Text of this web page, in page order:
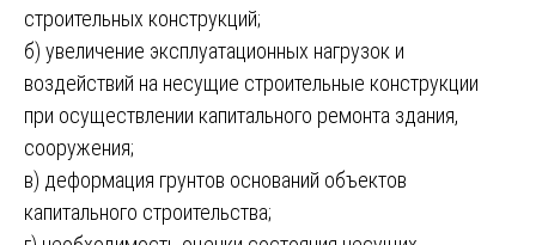
строительных конструкций;
б) увеличение эксплуатационных нагрузок и
воздействий на несущие строительные конструкции
при осуществлении капитального ремонта здания,
сооружения;
в) деформация грунтов оснований объектов
капитального строительства;